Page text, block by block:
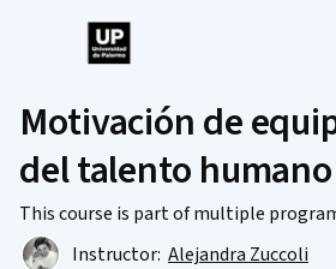
Motivación de
del talento humano
This course is part of multiple
Instructor: Alejandra Zuccoli